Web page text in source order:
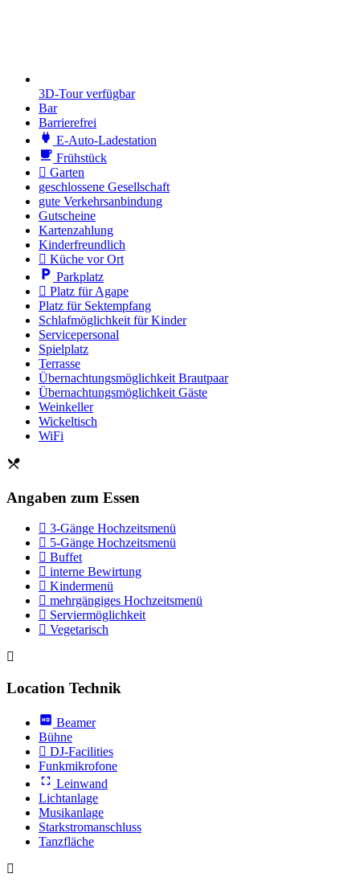
3D-Tour verfügbar
Bar
Barrierefrei
E-Auto-Ladestation
Frühstück
Garten
geschlossene Gesellschaft
gute Verkehrsanbindung
Gutscheine
Kartenzahlung
Kinder­freundlich
Küche vor Ort
Parkplatz
Platz für Agape
Platz für Sektempfang
Schlafmöglichkeit für Kinder
Servicepersonal
Spielplatz
Terrasse
Übernachtungsmöglichkeit Brautpaar
Übernachtungsmöglichkeit Gäste
Weinkeller
Wickeltisch
WiFi
Angaben zum Essen
3-Gänge Hochzeitsmenü
5-Gänge Hochzeitsmenü
Buffet
interne Bewirtung
Kindermenü
mehrgängiges Hochzeitsmenü
Serviermöglichkeit
Vegetarisch
Location Technik
Beamer
Bühne
DJ-Facilities
Funkmikrofone
Leinwand
Lichtanlage
Musikanlage
Starkstromanschluss
Tanzfläche